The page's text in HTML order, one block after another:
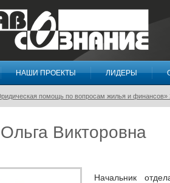
НАШИ ПРОЕКТЫ ЛИДЕРЫ
помощь по вопросам жилья и финансов»
Викторовна
Начальник